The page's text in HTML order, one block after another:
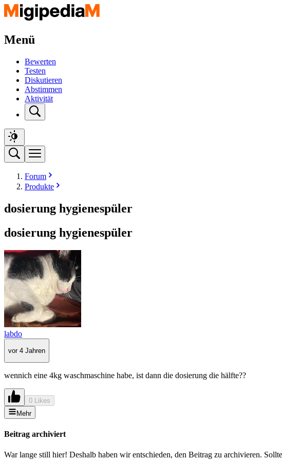
Menü
Bewerten
Testen
Diskutieren
Abstimmen
Aktivität
Forum
Produkte
dosierung hygienespüler
dosierung hygienespüler
labdo
vor 4 Jahren
wennich eine 4kg waschmaschine habe, ist dann die dosierung die hälfte??
0 Likes
Mehr
Beitrag archiviert
War lange still hier! Deshalb haben wir entschieden, den Beitrag zu archivieren.